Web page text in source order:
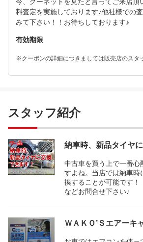
料査定を実施しております♪他社様での
みて下さい！！お待ちしております♪
有効期限
※クーポンの詳細につきましては販売店のスタ
スタッフ紹介
納車時、新品タイヤ
中古車を買う上で一番心
すよね。当店では納車時
換することが可能です！
などお問合せ下さい♪
ＷＡＫＯ’Ｓエアーキ